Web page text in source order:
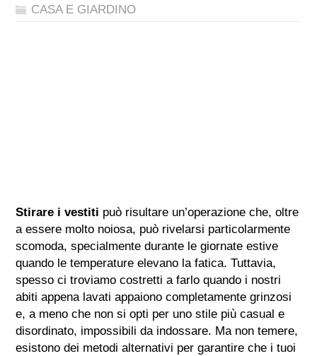
CASA E GIARDINO
Stirare i vestiti può risultare un’operazione che, oltre
a essere molto noiosa, può rivelarsi particolarmente
scomoda, specialmente durante le giornate estive
quando le temperature elevano la fatica. Tuttavia,
spesso ci troviamo costretti a farlo quando i nostri
abiti appena lavati appaiono completamente grinzosi
e, a meno che non si opti per uno stile più casual e
disordinato, impossibili da indossare. Ma non temere,
esistono dei metodi alternativi per garantire che i tuoi